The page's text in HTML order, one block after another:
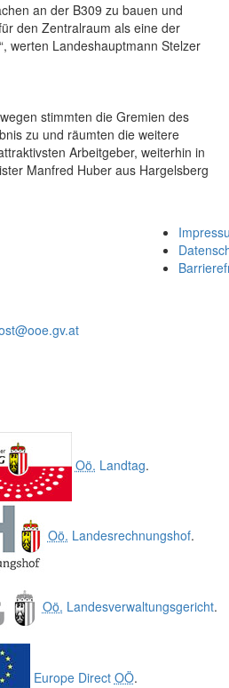
an der B309 zu bauen und
den Zentralraum als eine der
werten Landeshauptmann Stelzer
stimmten die Gremien des
zu und räumten die weitere
Arbeitgeber, weiterhin in
Manfred Huber aus Hargelsberg
Oö. Landtag.
Oö. Landesrechnungshof.
Oö. Landesverwaltungsgericht.
Europe Direct OÖ.